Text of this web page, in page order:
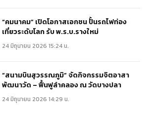
“คมนาคม” เปิดโอกาสเอกชน ปั้นรถไฟท่อง
เที่ยวระดับโลก รับ พ.ร.บ.รางใหม่
24 มิถุนายน 2026 15:24 น.
“สนามบินสุวรรณภูมิ” จัดกิจกรรมจิตอาสา
พัฒนาวัด – ฟื้นฟูลำคลอง ณ วัดบางปลา
24 มิถุนายน 2026 14:29 น.